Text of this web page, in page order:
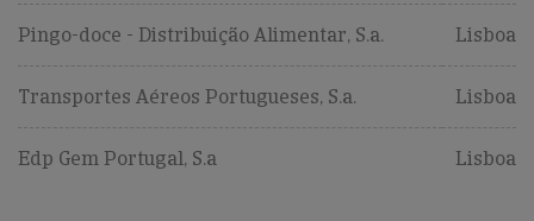
Pingo-doce - Distribuição Alimentar, S.a. Lisboa
Transportes Aéreos Portugueses, S.a. Lisboa
Edp Gem Portugal, S.a Lisboa